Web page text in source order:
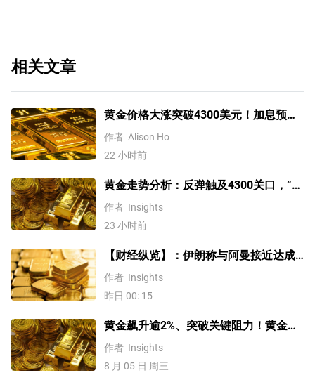
相关文章
黄金价格大涨突破4300美元！加息预期
降温叠加央行购金，未来继续涨？
作者 Alison Ho
22 小时前
黄金走势分析：反弹触及4300关口，“双
底”确立剑指这一目标！
作者 Insights
23 小时前
【财经纵览】：伊朗称与阿曼接近达成
协议，黄金涨超200美元、WTI原油三连
跌，道指续创历史新高！
作者 Insights
昨日 00: 15
黄金飙升逾2%、突破关键阻力！黄金、
WTI原油、美元指数、纳指100指数技术
分析
作者 Insights
8 月 05 日 周三